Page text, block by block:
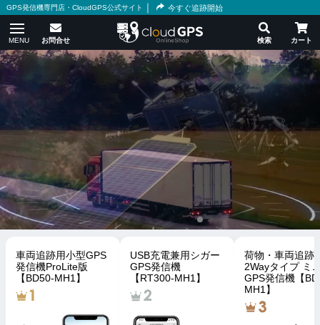
GPS発信機専門店・CloudGPS公式サイト ｜ 今すぐ追跡開始
車両追跡用小型GPS
発信機ProLite版
【BD50-MH1】
USB充電兼用シガー
GPS発信機
【RT300-MH1】
荷物・車両追跡
2Wayタイプ ミ
GPS発信機【
MH1】